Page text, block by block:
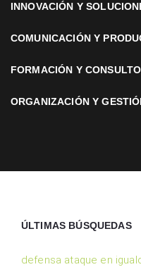
INNOVACIÓN Y
COMUNICACIÓN Y
FORMACIÓN Y
ORGANIZACIÓN Y
ÚLTIMAS BÚSQUEDAS
defensa ataque en